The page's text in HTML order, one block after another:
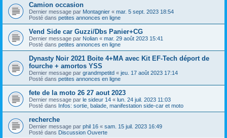
Camion occasion
Dernier message par Montagnier « mar. 5 sept. 2023 18:54
Posté dans petites annonces en ligne
Vend Side car Guzzi/Dbs Panier+CG
Dernier message par Nolian « mar. 29 août 2023 15:41
Posté dans petites annonces en ligne
Dynasty Noir 2021 Boite 4+MA avec Kit EF-Tech déport de
fourche + amortos YSS
Dernier message par grandmpetitd « jeu. 17 août 2023 17:14
Posté dans petites annonces en ligne
fete de la moto 26 27 aout 2023
Dernier message par le sideur 14 « lun. 24 juil. 2023 11:03
Posté dans Infos: sortie, balade, manifestation side-car et moto
recherche
Dernier message par phil 16 « sam. 15 juil. 2023 16:49
Posté dans Discussion Ouverte